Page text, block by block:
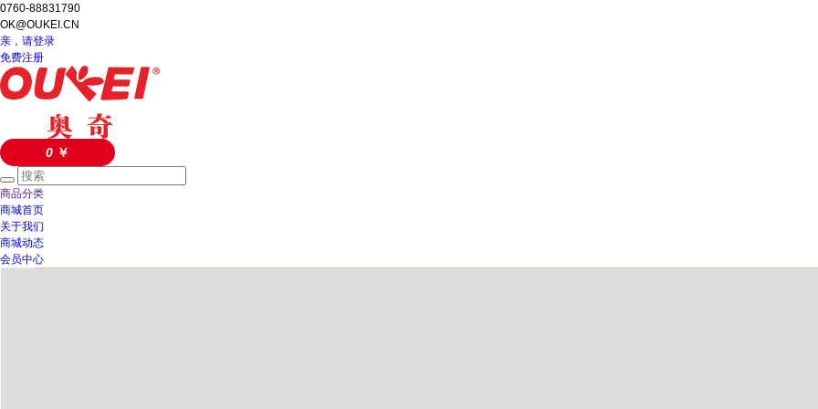
0760-88831790
OK@OUKEI.CN
亲，请登录
免费注册
0 ￥
商品分类
商城首页
关于我们
商城动态
会员中心